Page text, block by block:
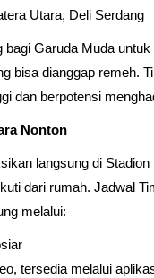
Utara, Deli Serdang
bagi Garuda Muda
bisa dianggap remeh.
dan berpotensi
Nonton
langsung di
dari rumah. Jadwal
melalui:
tersedia melalui